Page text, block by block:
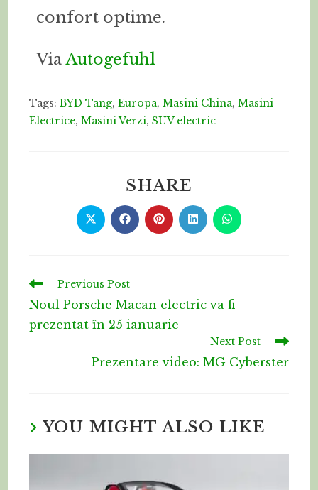
confort optime.
ViaAutogefuhl
Tags:BYD Tang,Europa,Masini China,Masini
Electrice,Masini Verzi,SUV electric
SHARE
Previous Post
Noul Porsche Macan electric va fi
prezentat în 25 ianuarie
Next Post
Prezentare video: MG Cyberster
YOU MIGHT ALSO LIKE